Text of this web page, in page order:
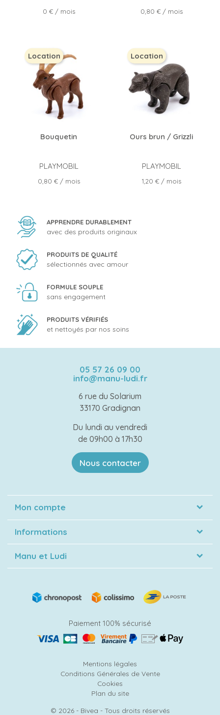
Prix
0 €/ mois Prix
0,80 €/ mois
Bouquetin
PLAYMOBIL
Prix
0,80 €/ mois
Location
Ours brun / Grizzli
PLAYMOBIL
Prix
1,20 €/ mois
Location
APPRENDRE DURABLEMENT
avec des produits originaux
PRODUITS DE QUALITÉ
sélectionnés avec amour
FORMULE SOUPLE
sans engagement
PRODUITS VÉRIFIÉS
et nettoyés par nos soins
05 57 26 09 00
info@manu-ludi.fr
6 rue du Solarium
33170 Gradignan
Du lundi au vendredi
de 09h00 à 17h30
Nous contacter
Mon compte
Informations
Manu et Ludi
Paiement 100% sécurisé
Mentions légales
Conditions Générales de Vente
Cookies
Plan du site
© 2026 - Bivea - Tous droits réservés